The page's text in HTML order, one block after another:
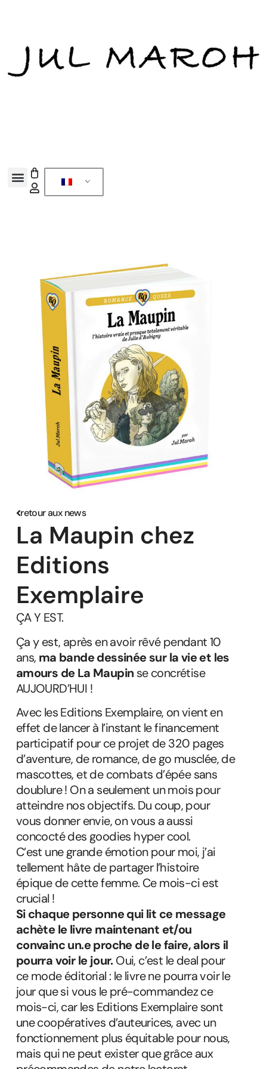
retour aux news
La Maupin chez
Editions
Exemplaire
ÇA Y EST.
Ça y est, après en avoir rêvé pendant 10
ans, ma bande dessinée sur la vie et les
amours de La Maupinse concrétise
AUJOURD’HUI !
Avec lesEditions Exemplaire, on vient en
effet de lancer à l’instant le financement
participatif pour ce projet de 320 pages
d’aventure, de romance, de go musclée, de
mascottes, et de combats d’épée sans
doublure ! On a seulement un mois pour
atteindre nos objectifs. Du coup, pour
vous donner envie, on vous a aussi
concocté des goodies hyper cool.
C’est une grande émotion pour moi, j’ai
tellement hâte de partager l’histoire
épique de cette femme. Ce mois-ci est
crucial !
Si chaque personne qui lit ce message
achète le livre maintenant et/ou
convainc un.e proche de le faire, alors il
pourra voir le jour.Oui, c’est le deal pour
ce mode éditorial : le livre ne pourra voir le
jour que si vous le pré-commandez ce
mois-ci, car les Editions Exemplaire sont
une coopératives d’auteurices, avec un
fonctionnement plus équitable pour nous,
mais qui ne peut exister que grâce aux